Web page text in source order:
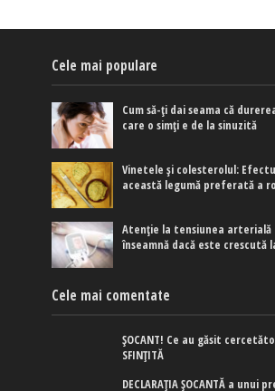
Cele mai populare
Cum să-ți dai seama că
care o simți e de la sinuzită
Vinetele și colesterolul:
această legumă preferată a
Atenție la tensiunea arterială
înseamnă dacă este crescută
Cele mai comentate
ȘOCANT! Ce au găsit
SFINȚITĂ
DECLARAȚIA ȘOCANTĂ a unui